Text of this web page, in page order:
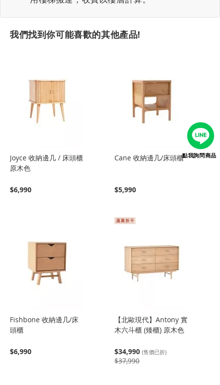
我們找到你可能喜歡的其他產品!
Joyce 收納邊几 / 床頭櫃
原木色
$6,990
Cane 收納邊几/床頭櫃
$5,990
Fishbone 收納邊几/床
頭櫃
$6,990
【北歐現代】Antony 實
木六斗櫃 (矮櫃) 原木色
$34,990 (售價已折)
$37,990
點我詢問商品